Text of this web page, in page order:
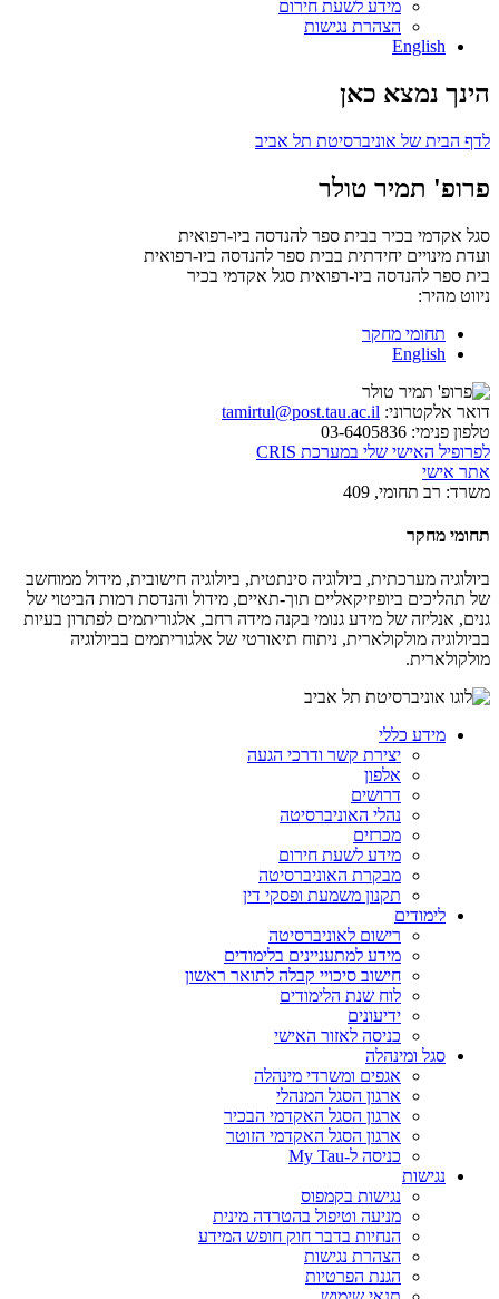
מידע לשעת חירום
הצהרת נגישות
English
הינך נמצא כאן
לדף הבית של אוניברסיטת תל אביב
פרופ' תמיר טולר
סגל אקדמי בכיר בבית ספר להנדסה ביו-רפואית
ועדת מינויים יחידתית בבית ספר להנדסה ביו-רפואית
בית ספר להנדסה ביו-רפואית סגל אקדמי בכיר
ניווט מהיר:
תחומי מחקר
English
דואר אלקטרוני: tamirtul@post.tau.ac.il
טלפון פנימי:
לפרופיל האישי שלי במערכת CRIS
אתר אישי
משרד: רב תחומי, 409
תחומי מחקר
ביולוגיה מערכתית, ביולוגיה סינתטית, ביולוגיה חישובית, מידול ממוחשב
של תהליכים ביופיזיקאליים תוך-תאיים, מידול והנדסת רמות הביטוי של
גנים, אנליזה של מידע גנומי בקנה מידה רחב, אלגוריתמים לפתרון בעיות
בביולוגיה מולקולארית, ניתוח תיאורטי של אלגוריתמים בביולוגיה
מולקולארית.
מידע כללי
יצירת קשר ודרכי הגעה
אלפון
דרושים
נהלי האוניברסיטה
מכרזים
מידע לשעת חירום
מבקרת האוניברסיטה
תקנון משמעת ופסקי דין
לימודים
רישום לאוניברסיטה
מידע למתעניינים בלימודים
חישוב סיכויי קבלה לתואר ראשון
לוח שנת הלימודים
ידיעונים
כניסה לאזור האישי
סגל ומינהלה
אגפים ומשרדי מינהלה
ארגון הסגל המנהלי
ארגון הסגל האקדמי הבכיר
ארגון הסגל האקדמי הזוטר
כניסה ל-My Tau
נגישות
נגישות בקמפוס
מניעה וטיפול בהטרדה מינית
הנחיות בדבר חוק חופש המידע
הצהרת נגישות
הגנת הפרטיות